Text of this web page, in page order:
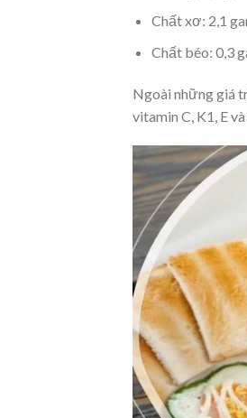
Chất xơ: 2,1
Chất béo: 0,3
Ngoài những giá
vitamin C, K1, E